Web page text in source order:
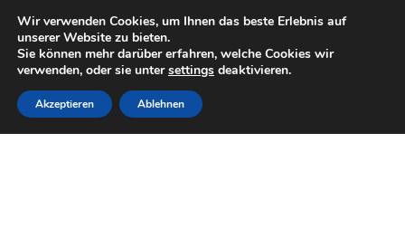
LIEFERUNG ab 6 EUR
Mo–Fr 9–16 Uhr · 0175 7465658
Zur
Navigation
springen
Zum
Inhalt
springen
Wir verwenden Cookies, um Ihnen das beste Erlebnis auf
unserer Website zu bieten.
Sie können mehr darüber erfahren, welche Cookies wir
verwenden, oder sie untersettings deaktivieren.
Akzeptieren Ablehnen